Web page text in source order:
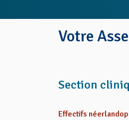
Votre
Section
Effectifs